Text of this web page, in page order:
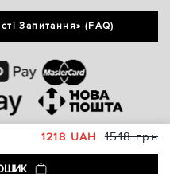
1218 UAH 1518 грн
Запитання» (FAQ)